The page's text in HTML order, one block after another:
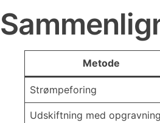
Metode
Strømpeforing
Udskiftning med opgravning